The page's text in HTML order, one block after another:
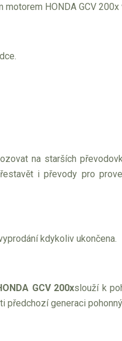
motorem HONDA GCV
na starších
i převody pro
kdykoliv ukončena.
GCV 200xslouží k
předchozí generaci